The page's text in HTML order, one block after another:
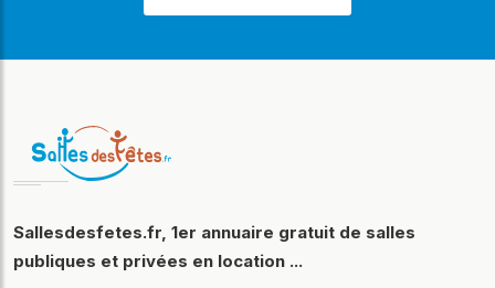
Sallesdesfetes.fr, 1er annuaire gratuit de salles
publiques et privées en location ...